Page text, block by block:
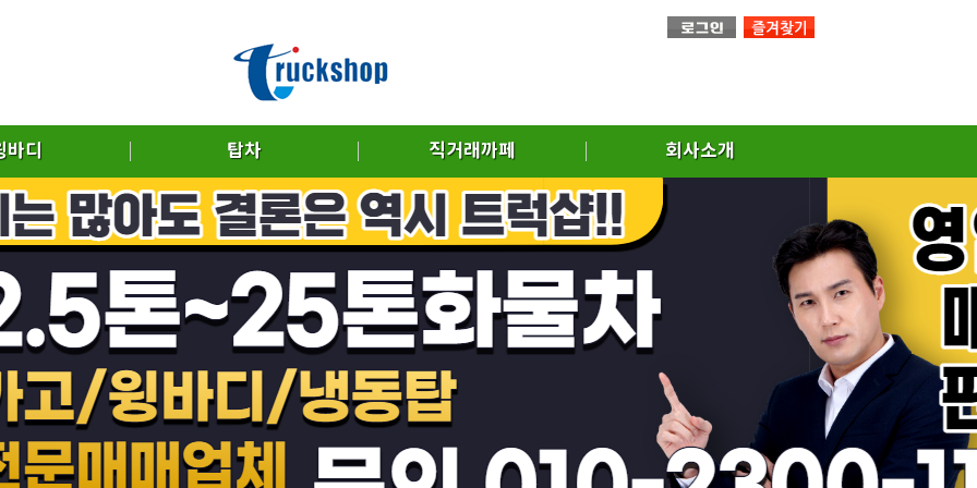
바디 탑차 직거래까페 회사소개